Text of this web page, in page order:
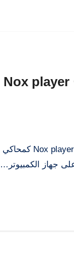
جهاز الكمبيوتر…